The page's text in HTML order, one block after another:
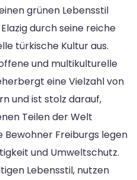
grünen Lebensstil
durch seine reiche
türkische Kultur aus.
und multikulturelle
eine Vielzahl von
und ist stolz darauf,
Teilen der Welt
Bewohner Freiburgs legen
und Umweltschutz.
Lebensstil, nutzen